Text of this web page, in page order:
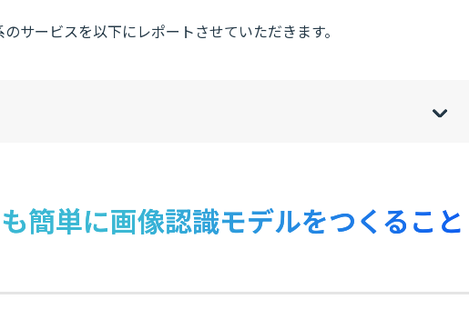
サービスを以下にレポートさせていただきます。
[hi
]
[sh
]
簡単に画像認識モデルをつくること